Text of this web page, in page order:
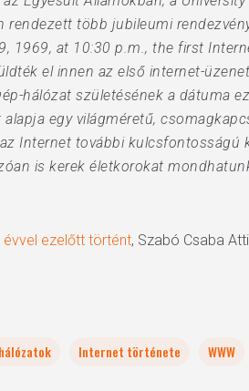
rendezett több jubileumi
1969, at 10:30 p.m., the first
el innen az első internet-
hálózat születésének a dátuma
egy világméretű,
Internet további kulcsfontosságú
is kerek életkorokat
évvel ezelőtt történt, Szabó Csaba
Internet története WWW